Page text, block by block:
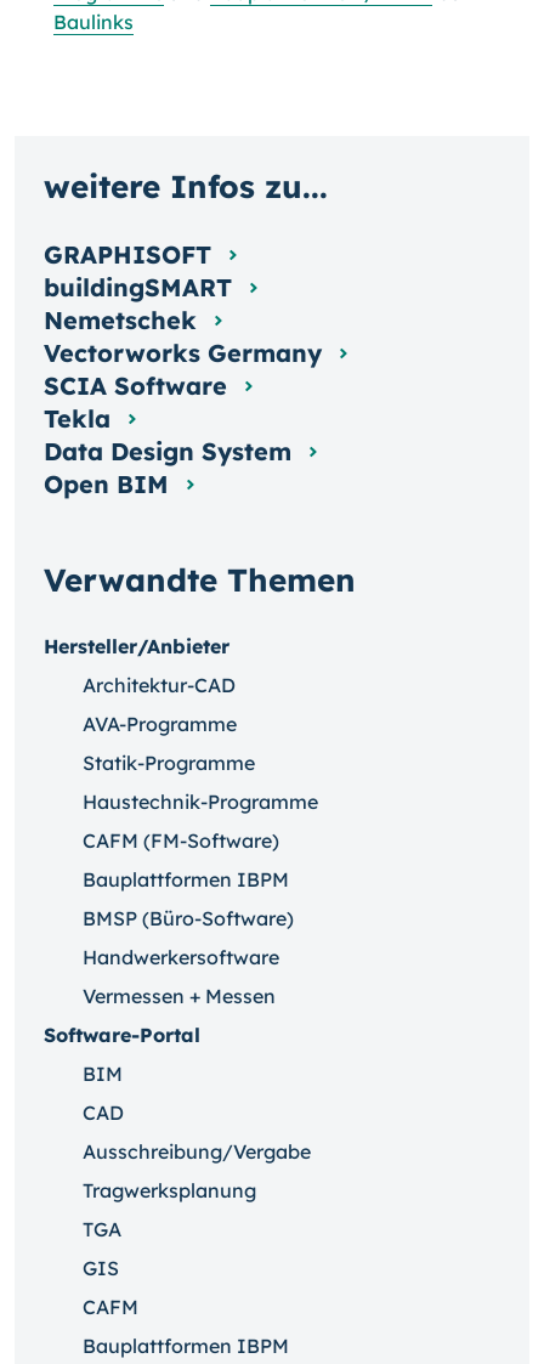
Baulinks
Verwandte Themen
Hersteller/Anbieter
Architektur-CAD
AVA-Programme
Statik-Programme
Haustechnik-Programme
CAFM (FM-Software)
Bauplattformen IBPM
BMSP (Büro-Software)
Handwerkersoftware
Vermessen + Messen
Software-Portal
BIM
CAD
Ausschreibung/Vergabe
Tragwerksplanung
TGA
GIS
CAFM
Bauplattformen IBPM
weitere Infos zu...
GRAPHISOFT
buildingSMART
Nemetschek
Vectorworks Germany
SCIA Software
Tekla
Data Design System
Open BIM